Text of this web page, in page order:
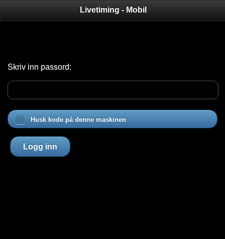
Livetiming - Mobil
Skriv inn passord:
Husk kode på denne maskinen
Logg inn